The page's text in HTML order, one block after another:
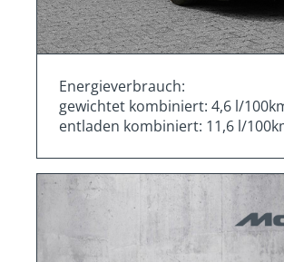
Energieverbrauch:
gewichtet kombiniert: 4,6 l/
entladen kombiniert: 11,6 l/